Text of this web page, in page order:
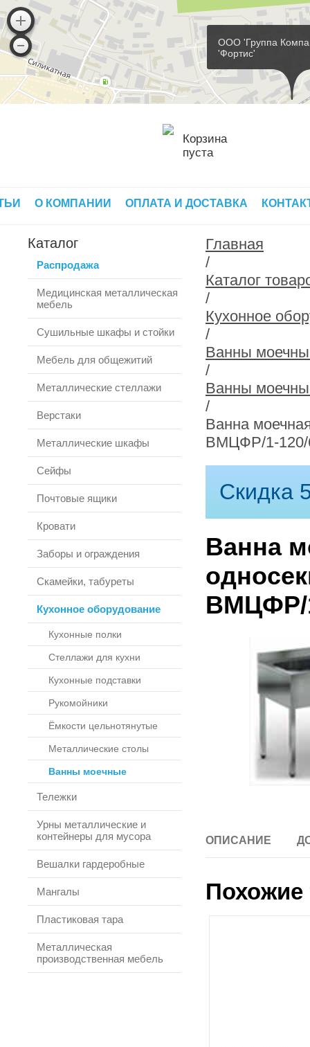
ООО 'Группа
'Фортис'
Корзина
пуста
О КОМПАНИИ ОПЛАТА И ДОСТАВКА
Каталог
Распродажа
Медицинская металлическая
мебель
Сушильные шкафы и стойки
Мебель для общежитий
Металлические стеллажи
Верстаки
Металлические шкафы
Сейфы
Почтовые ящики
Кровати
Заборы и ограждения
Скамейки, табуреты
Кухонное оборудование
Кухонные полки
Стеллажи для кухни
Кухонные подставки
Рукомойники
Ёмкости цельнотянутые
Металлические столы
Ванны моечные
Тележки
Урны металлические и
контейнеры для мусора
Вешалки гардеробные
Мангалы
Пластиковая тара
Металлическая
производственная мебель
Главная
/
Каталог
/
Кухонное
/
Ванны
/
Ванны
/
Ванна
ВМЦФР/1-
Скидка
Ванна
ВМЦФР/
ОПИСАНИЕ